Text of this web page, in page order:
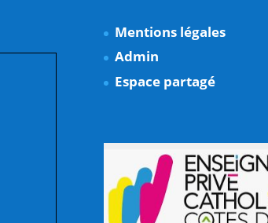
Mentions légales
Admin
Espace partagé